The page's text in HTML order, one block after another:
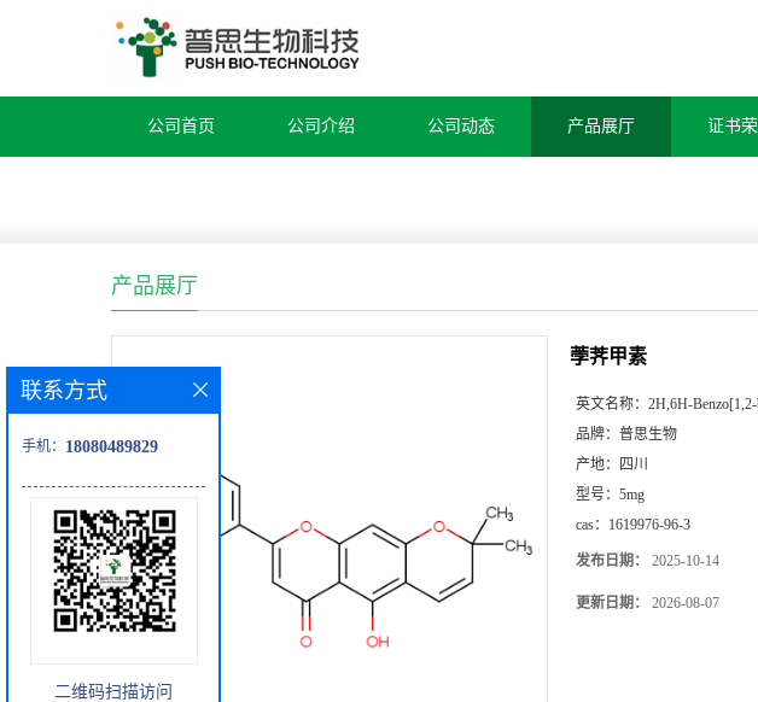
公司首页 公司介绍 公司动态 产品展厅 证书
产品展厅
荸荠甲素
英文名称： 2H,6H-
品牌： 普思生物
产地：
四川
型号： 5mg
cas： 1619976-96-3
发布日期： 2025-10-14
更新日期： 2026-08-07
联系方式
手机： 18080489829
二维码扫描访问